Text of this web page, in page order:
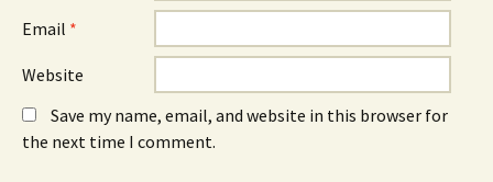
Email *
Website
Save my name, email, and website in this browser for
the next time I comment.